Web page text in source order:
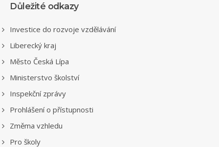
Důležité odkazy
Investice do rozvoje vzdělávání
Liberecký kraj
Město Česká Lípa
Ministerstvo školství
Inspekční zprávy
Prohlášení o přístupnosti
Změma vzhledu
Pro školy